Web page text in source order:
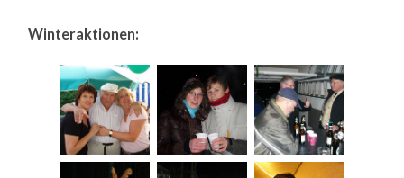
Winteraktionen: